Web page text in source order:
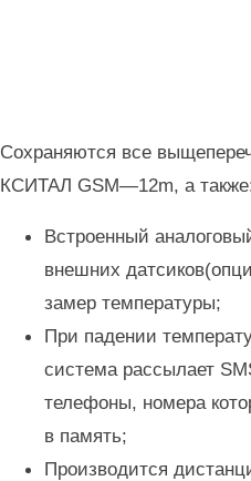
Сохраняются все
КСИТАЛ GSM—12m, а
Встроенный
внешних
замер температуры;
При падении
система рассылает
телефоны, номера
в память;
Производится